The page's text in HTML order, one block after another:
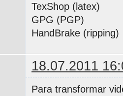
TexShop (latex)
GPG (PGP)
HandBrake (ripping)
18.07.2011
Para transformar